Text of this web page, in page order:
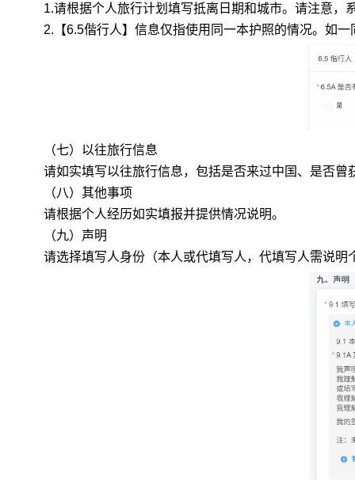
1.请根据个人旅行计划填写抵离日期和城市。 请注意，
2. 【6.5偕行人】信息仅指使用同一本护照的情况。如
（七）以往旅行信息
请如实填写以往旅行信息，包括是否来过中国、是否曾
（八）其他事项
请根据个人经历如实填报并提供情况说明。
（九）声明
请选择填写人身份（本人或代填写人，代填写人需说